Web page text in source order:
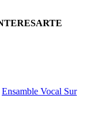
Ensamble Vocal Sur